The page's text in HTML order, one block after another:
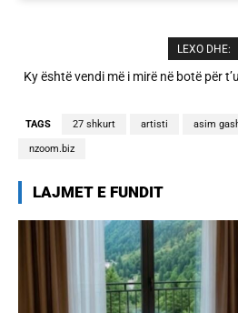
LEXO DHE:
A është prishur miqësia mes Selin dhe
TAGS 27 shkurt artisti asim
nzoom.biz
LAJMET E FUNDIT